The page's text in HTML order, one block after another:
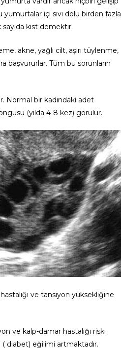
içi sıvı dolu birden fazla
kist demektir.
akne, yağlı cilt, aşırı tüylenme,
başvururlar. Tüm bu sorunların
Normal bir kadındaki adet
(yılda 4-8 kez) görülür.
ve tansiyon yüksekliğine
ve kalp-damar hastalığı riski
( diabet) eğilimi artmaktadır.